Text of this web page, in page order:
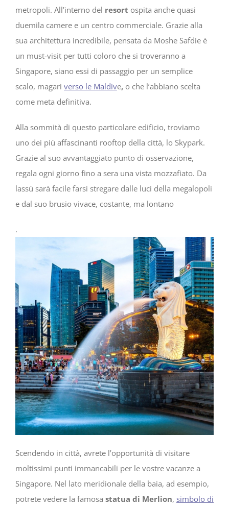
metropoli. All’interno del resort ospita anche quasi
duemila camere e un centro commerciale. Grazie alla
sua architettura incredibile, pensata da Moshe Safdie è
un must-visit per tutti coloro che si troveranno a
Singapore, siano essi di passaggio per un semplice
scalo, magari verso le Maldive, o che l’abbiano scelta
come meta definitiva.
Alla sommità di questo particolare edificio, troviamo
uno dei più affascinanti rooftop della città, lo Skypark.
Grazie al suo avvantaggiato punto di osservazione,
regala ogni giorno fino a sera una vista mozzafiato. Da
lassù sarà facile farsi stregare dalle luci della megalopoli
e dal suo brusio vivace, costante, ma lontano
.
Scendendo in città, avrete l’opportunità di visitare
moltissimi punti immancabili per le vostre vacanze a
Singapore. Nel lato meridionale della baia, ad esempio,
potrete vedere la famosa statua di Merlion, simbolo di